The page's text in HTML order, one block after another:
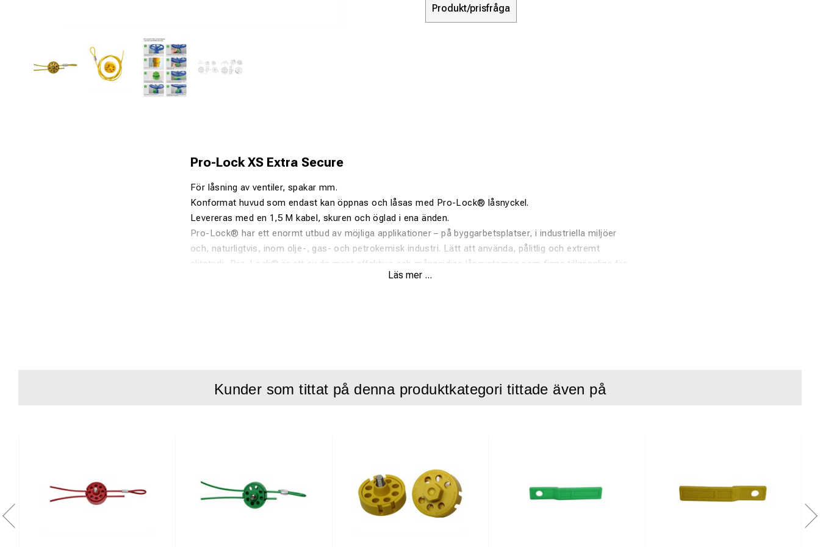
Produkt/prisfråga
Pro-Lock XS Extra Secure
För låsning av ventiler, spakar mm.
Konformat huvud som endast kan öppnas och låsas med Pro-Lock® låsnyckel.
Levereras med en 1,5 M kabel, skuren och öglad i ena änden.
Pro-Lock® har ett enormt utbud av möjliga applikationer – på byggarbetsplatser, i industriella miljöer
och, naturligtvis, inom olje-, gas- och petrokemisk industri. Lätt att använda, pålitlig och extremt
slitstark, Pro-Lock® är ett av de mest effektiva och mångsidiga låssystemen som finns tillgängliga för
närvarande. För maximala säkerhetsapplikationer.
Hänglås kan användas tillsammans med Pro-Lock®, vilket behåller fördelen med att slippa
kedjor
Pro-Lock® kan dras åt för hand – det mest effektiva sättet att säkra ventilen eller annat
Läs mer ...
Kunder som tittat på denna produktkategori tittade även på